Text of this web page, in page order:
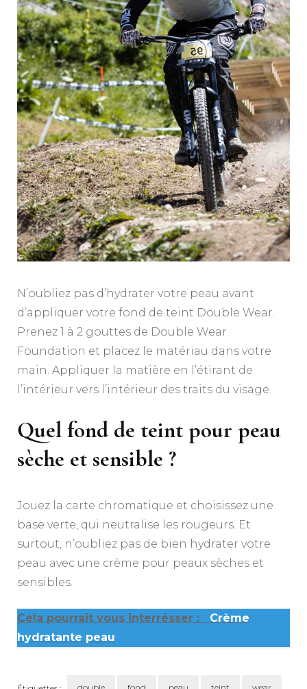
N’oubliez pas d’hydrater votre peau avant
d’appliquer votre fond de teint Double Wear.
Prenez 1 à 2 gouttes de Double Wear
Foundation et placez le matériau dans votre
main. Appliquer la matière en l’étirant de
l’intérieur vers l’intérieur des traits du visage.
Quel fond de teint pour peau
sèche et sensible ?
Jouez la carte chromatique et choisissez une
base verte, qui neutralise les rougeurs. Et
surtout, n’oubliez pas de bien hydrater votre
peau avec une crème pour peaux sèches et
sensibles.
Cela pourrait vous interrésser :
Crème
hydratante peau